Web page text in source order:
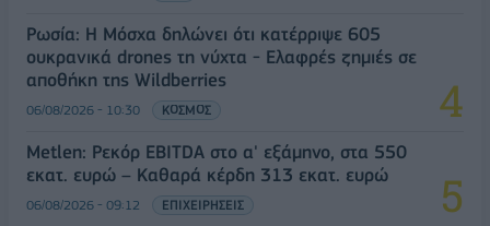
Ρωσία: Η Μόσχα δηλώνει ότι κατέρριψε 605
ουκρανικά drones τη νύχτα - Ελαφρές ζημιές σε
αποθήκη της Wildberries
06/08/2026 - 10:30 ΚΟΣΜΟΣ
Metlen: Ρεκόρ EBITDA στο α' εξάμηνο, στα 550
εκατ. ευρώ – Καθαρά κέρδη 313 εκατ. ευρώ
06/08/2026 - 09:12 ΕΠΙΧΕΙΡΗΣΕΙΣ